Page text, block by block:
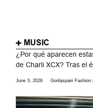
MUSIC
¿Por qué aparecen
de Charli XCX? Tras el
June 3, 2026 Gorilaspain Fashion